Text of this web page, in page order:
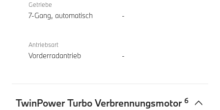
Getriebe
7-Gang, automatisch -
Antriebsart
Vorderradantrieb -
TwinPower Turbo Verbrennungsmotor 6